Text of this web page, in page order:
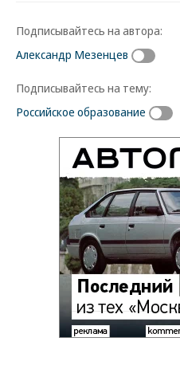
Подписывайтесь на автора:
Александр Мезенцев
Подписывайтесь на тему:
Российское образование